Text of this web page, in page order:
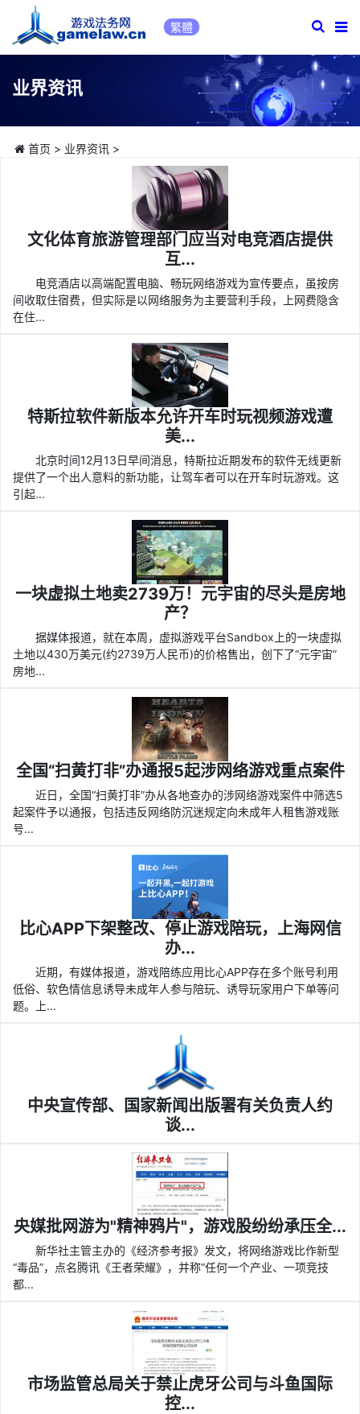
繁體
业界资讯
首页 > 业界资讯>
文化体育旅游管理部门应当对电竞酒店提供
互...
电竞酒店以高端配置电脑、畅玩网络游戏为宣传要点，虽按房
间收取住宿费，但实际是以网络服务为主要营利手段，上网费隐含
在住...
特斯拉软件新版本允许开车时玩视频游戏遭
美...
北京时间12月13日早间消息，特斯拉近期发布的软件无线更新
提供了一个出人意料的新功能，让驾车者可以在开车时玩游戏。这
引起...
一块虚拟土地卖2739万！元宇宙的尽头是房地
产？
据媒体报道，就在本周，虚拟游戏平台Sandbox上的一块虚拟
土地以430万美元(约2739万人民币)的价格售出，创下了“元宇宙”
房地...
全国“扫黄打非”办通报5起涉网络游戏重点案件
近日，全国“扫黄打非”办从各地查办的涉网络游戏案件中筛选5
起案件予以通报，包括违反网络防沉迷规定向未成年人租售游戏账
号...
比心APP下架整改、停止游戏陪玩，上海网信
办...
近期，有媒体报道，游戏陪练应用比心APP存在多个账号利用
低俗、软色情信息诱导未成年人参与陪玩、诱导玩家用户下单等问
题。上...
中央宣传部、国家新闻出版署有关负责人约
谈...
央媒批网游为"精神鸦片"，游戏股纷纷承压全...
新华社主管主办的《经济参考报》发文，将网络游戏比作新型
“毒品”，点名腾讯《王者荣耀》，并称“任何一个产业、一项竞技
都...
市场监管总局关于禁止虎牙公司与斗鱼国际
控...